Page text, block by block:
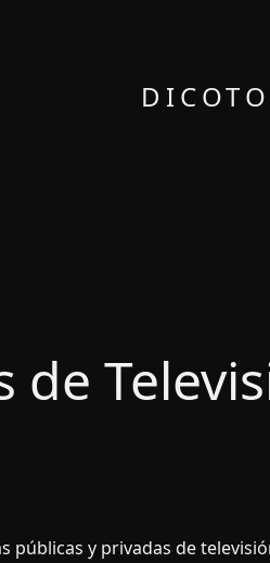
de
públicas y privadas de